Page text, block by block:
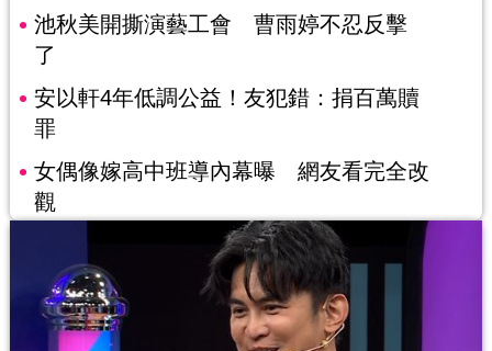
池秋美開撕演藝工會 曹雨婷不忍反擊
了
安以軒4年低調公益！友犯錯：捐百萬贖
罪
女偶像嫁高中班導內幕曝 網友看完全改
觀